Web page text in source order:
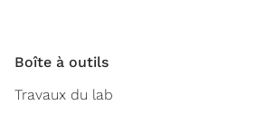
Boîte à outils
Travaux du lab